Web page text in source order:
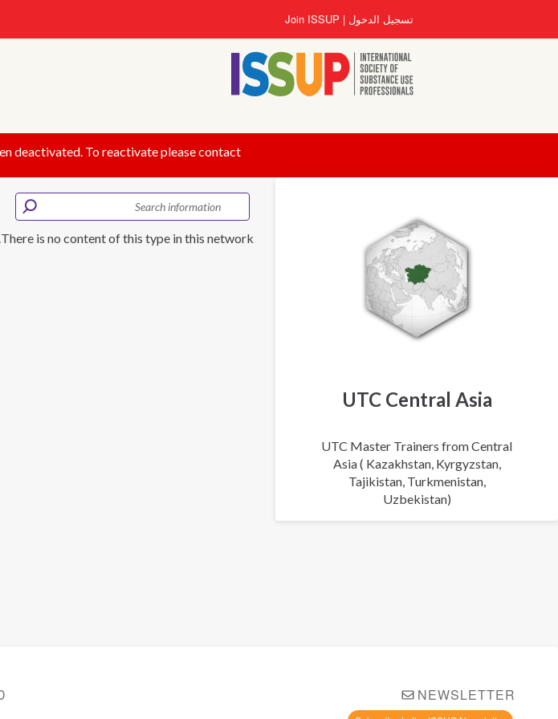
المحتوى
تسجيل الدخول Join ISSUP
deactivated. To reactivate please contact
UTC Central Asia
UTC Master Trainers from Central
Asia ( Kazakhstan, Kyrgyzstan,
Tajikistan, Turkmenistan,
Uzbekistan)
There is no content of this type in this network.
NEWSLETTER